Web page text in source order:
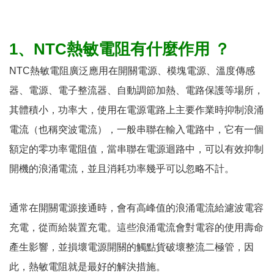
1、NTC熱敏電阻有什麼作用 ？
NTC熱敏電阻廣泛應用在開關電源、模塊電源、溫度傳感
器、電源、電子整流器、自動調節加熱、電路保護等場所，
其體積小，功率大，使用在電源電路上主要作業時抑制浪涌
電流（也稱突波電流），一般串聯在輸入電路中，它有一個
額定的零功率電阻值，當串聯在電源迴路中，可以有效抑制
開機的浪涌電流，並且消耗功率幾乎可以忽略不計。
通常在開關電源接通時，會有高峰值的浪涌電流給濾波電容
充電，從而給裝置充電。這些浪涌電流會對電容的使用壽命
產生影響，並損壞電源開關的觸點貨破壞整流二極管，因
此，熱敏電阻就是最好的解決措施。